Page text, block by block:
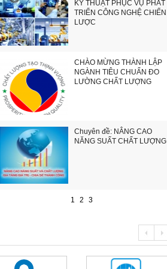
KỸ THUẬT PHỤC VỤ PHÁT
TRIỂN CÔNG NGHỆ CHIẾN
LƯỢC
CHÀO MỪNG THÀNH LẬP
NGÀNH TIÊU CHUẨN ĐO
LƯỜNG CHẤT LƯỢNG
Chuyên đề: NÂNG CAO
NĂNG SUẤT CHẤT LƯỢNG
1 2 3